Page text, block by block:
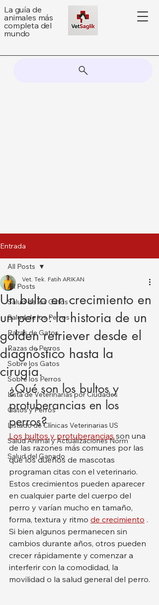
La guía de
animales más
completa del
mundo
Entrada
All Posts
Salud de los Gatos
Salud de los Perros
Razas de Gatos
Razas de Perros
Sobre los Gatos
Sobre los Perros
Lista de Veterinarias por Ciudades
Gatos y Perros
Listado de Clínicas Veterinarias US
Salud Animal y Actualizaciones Norm
Salud del Ganado
All Posts
Un bulto en crecimiento en
un perro: la historia de un
golden retriever desde el
diagnóstico hasta la
cirugía.
Vet. Tek. Fatih ARIKAN
¿Qué son los bultos y
protuberancias en los
perros?
Los bultos y protuberancias son una
de las razones más comunes por las
que los dueños de mascotas
programan citas con el veterinario.
Estos crecimientos pueden aparecer
en cualquier parte del cuerpo del
perro y varían mucho en tamaño,
forma, textura y ritmo de crecimiento .
Si bien algunos permanecen sin
cambios durante años, otros pueden
crecer rápidamente y comenzar a
interferir con la comodidad, la
movilidad o la salud general del perro.